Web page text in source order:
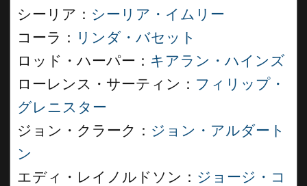
シーリア： シーリア・イムリー
コーラ： リンダ・バセット
ロッド・ハーパー： キアラン・ハインズ
ローレンス・サーティン： フィリップ・
グレニスター
ジョン・クラーク： ジョン・アルダート
ン
エディ・レイノルドソン： ジョージ・コ